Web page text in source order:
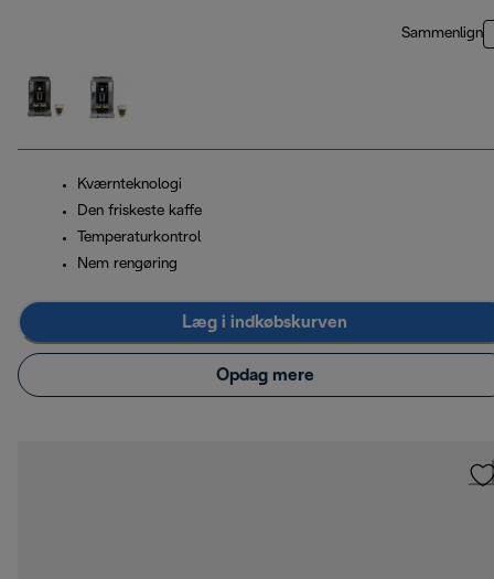
Sammenlign
Kværnteknologi
Den friskeste kaffe
Temperaturkontrol
Nem rengøring
Læg i indkøbskurven
Opdag mere